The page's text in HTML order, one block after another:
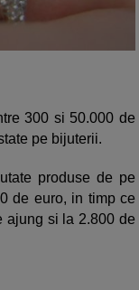
300 si 50.000 de
pe bijuterii.
produse de pe
de euro, in timp ce
ajung si la 2.800 de